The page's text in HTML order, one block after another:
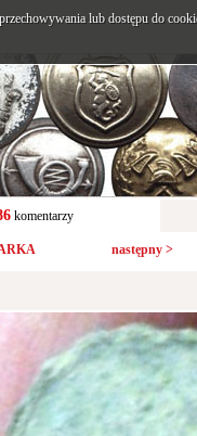
komentarzy
następny >
lub dostępu do